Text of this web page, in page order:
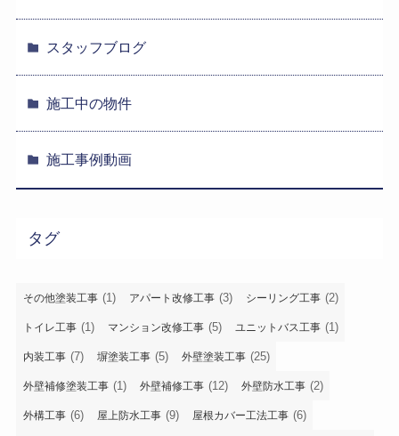
スタッフブログ
施工中の物件
施工事例動画
タグ
その他塗装工事 (1) アパート改修工事 (3) シーリング工事 (2)
トイレ工事 (1) マンション改修工事 (5) ユニットバス工事 (1)
内装工事 (7) 塀塗装工事 (5) 外壁塗装工事 (25)
外壁補修塗装工事 (1) 外壁補修工事 (12) 外壁防水工事 (2)
外構工事 (6) 屋上防水工事 (9) 屋根カバー工法工事 (6)